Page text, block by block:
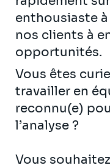
enthousiaste
nos clients à
opportunités.
Vous êtes
travailler en
reconnu(e)
l’analyse ?
Vous